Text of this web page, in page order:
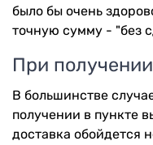
было бы очень
точную сумму - "без
При
В большинстве
получении в пункте
доставка обойдется